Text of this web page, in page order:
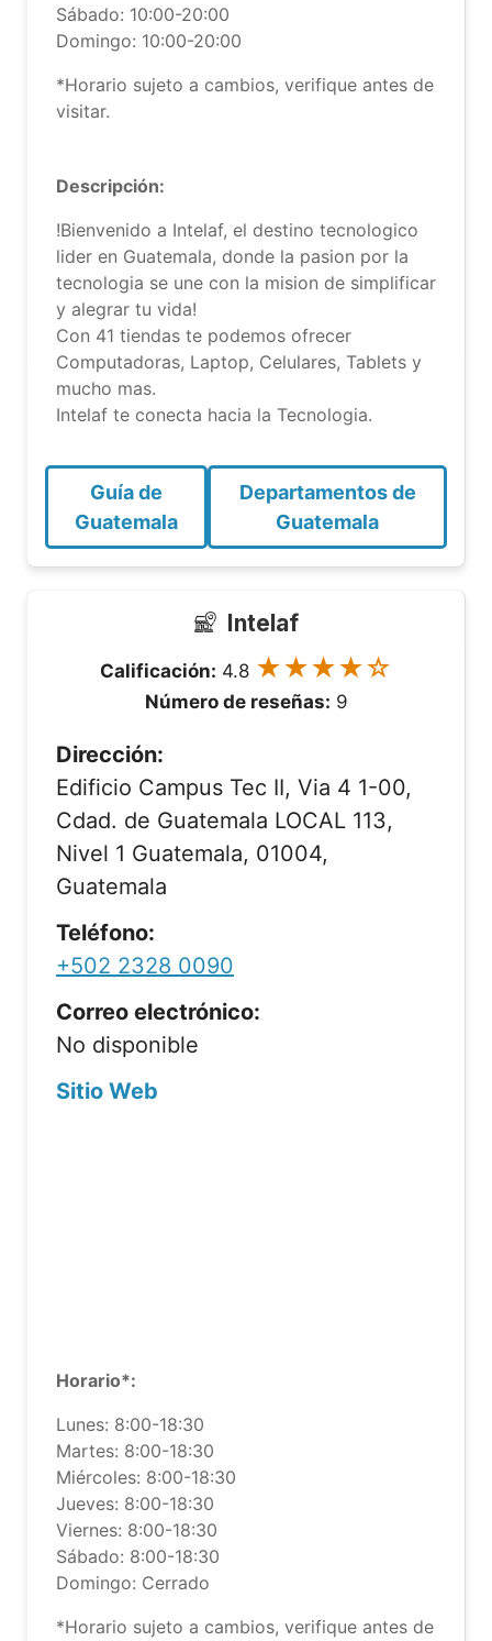
Sábado: 10:00-20:00
Domingo: 10:00-20:00
*Horario sujeto a cambios, verifique antes de
visitar.
Descripción:
!Bienvenido a Intelaf, el destino tecnologico
lider en Guatemala, donde la pasion por la
tecnologia se une con la mision de simplificar
y alegrar tu vida!
Con 41 tiendas te podemos ofrecer
Computadoras, Laptop, Celulares, Tablets y
mucho mas.
Intelaf te conecta hacia la Tecnologia.
Guía de
Guatemala
Departamentos de
Guatemala
Intelaf
Calificación: 4.8 ★★★★☆
Número de reseñas: 9
Dirección:
Edificio Campus Tec II, Via 4 1-00,
Cdad. de Guatemala LOCAL 113,
Nivel 1 Guatemala, 01004,
Guatemala
Teléfono:
+502 2328 0090
Correo electrónico:
No disponible
Sitio Web
Horario*:
Lunes: 8:00-18:30
Martes: 8:00-18:30
Miércoles: 8:00-18:30
Jueves: 8:00-18:30
Viernes: 8:00-18:30
Sábado: 8:00-18:30
Domingo: Cerrado
*Horario sujeto a cambios, verifique antes de